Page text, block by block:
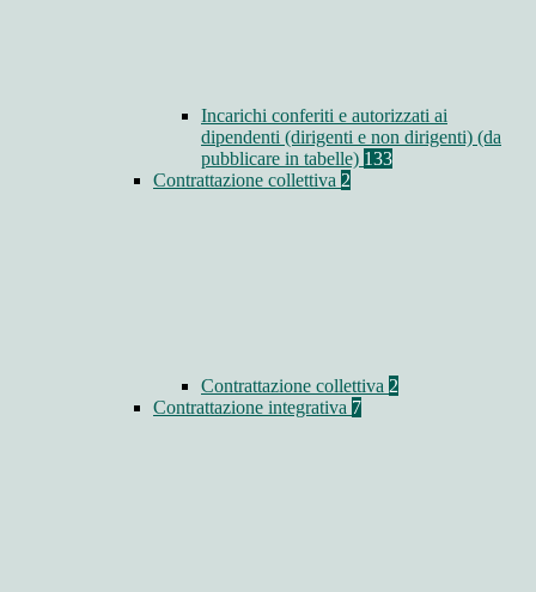
Incarichi conferiti e autorizzati ai
dipendenti (dirigenti e non dirigenti) (da
pubblicare in tabelle) 133
Contrattazione collettiva 2
Contrattazione collettiva 2
Contrattazione integrativa 7